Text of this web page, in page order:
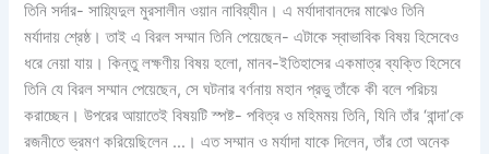
তিনি সর্দার- সায়্যিদুল মুরসালীন ওয়ান নাবিয়্যীন। এ মর্যাদাবানদের মাঝেও তিনি
মর্যাদায় শ্রেষ্ঠ। তাই এ বিরল সম্মান তিনি পেয়েছেন- এটাকে স্বাভাবিক বিষয় হিসেবেও
ধরে নেয়া যায়। কিন্তু লক্ষণীয় বিষয় হলো, মানব-ইতিহাসের একমাত্র ব্যক্তি হিসেবে
তিনি যে বিরল সম্মান পেয়েছেন, সে ঘটনার বর্ণনায় মহান প্রভু তাঁকে কী বলে পরিচয়
করাচ্ছেন। উপরের আয়াতেই বিষয়টি স্পষ্ট- পবিত্র ও মহিমময় তিনি, যিনি তাঁর ‘বান্দা’কে
রজনীতে ভ্রমণ করিয়েছিলেন …। এত সম্মান ও মর্যাদা যাকে দিলেন, তাঁর তো অনেক